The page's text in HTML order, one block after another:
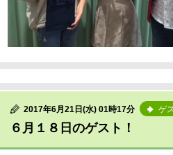
2017年6月21日(水) 01時17分 ゲ
６月１８日のゲスト！